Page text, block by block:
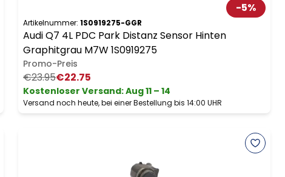
-5%
Artikelnummer: 1S0919275-GGR
Audi Q7 4L PDC Park Distanz Sensor Hinten
Graphitgrau M7W 1S0919275
Promo-Preis
€23.95€22.75
Kostenloser Versand:Aug 11 – 14
Versand noch heute, bei einer Bestellung bis 14:00 UHR